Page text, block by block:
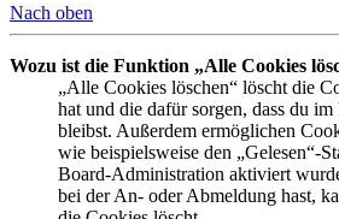
Nach oben
Wozu ist die Funktion „Alle Cookies
„Alle Cookies löschen“ löscht die
hat und die dafür sorgen, dass du
bleibst. Außerdem ermöglichen
wie beispielsweise den „Gelesen“-
Board-Administration aktiviert
bei der An- oder Abmeldung hast,